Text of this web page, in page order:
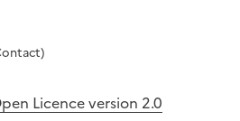
Licence version 2.0